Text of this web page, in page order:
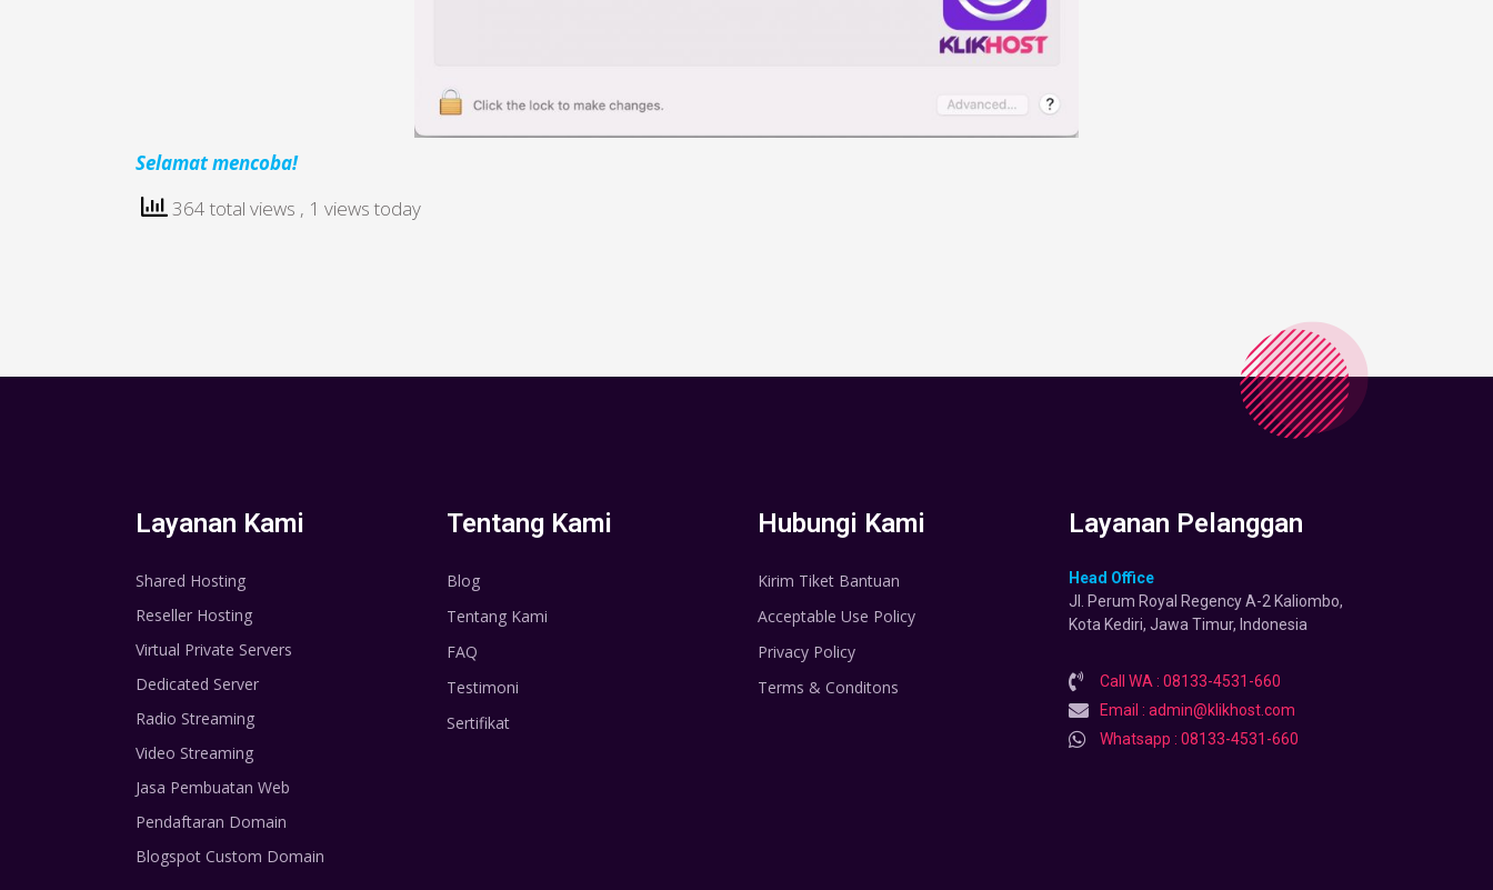
Selamat mencoba!
364 total views , 1 views today
Layanan Kami
Shared Hosting
Reseller Hosting
Virtual Private Servers
Dedicated Server
Radio Streaming
Video Streaming
Jasa Pembuatan Web
Pendaftaran Domain
Blogspot Custom Domain
Tentang Kami
Blog
Tentang Kami
FAQ
Testimoni
Sertifikat
Hubungi Kami
Kirim Tiket Bantuan
Acceptable Use Policy
Privacy Policy
Terms & Conditons
Layanan Pelanggan
Head Office
Jl. Perum Royal Regency A-2 Kaliombo,
Kota Kediri, Jawa Timur, Indonesia
Call WA : 08133-4531-660
Email : admin@klikhost.com
Whatsapp : 08133-4531-660